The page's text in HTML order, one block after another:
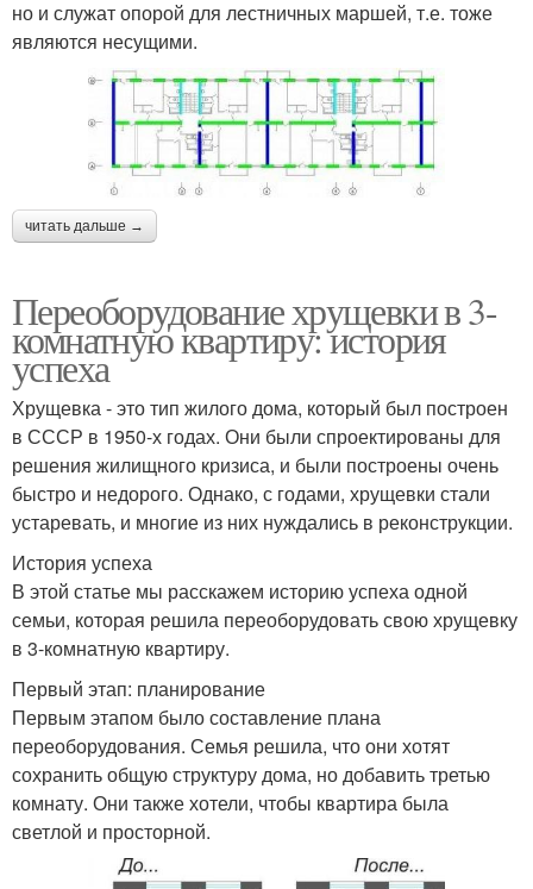
но и служат опорой для лестничных маршей, т.е. тоже
являются несущими.
читать дальше →
Переоборудование хрущевки в 3-
комнатную квартиру: история
успеха
Хрущевка - это тип жилого дома, который был построен
в СССР в 1950-х годах. Они были спроектированы для
решения жилищного кризиса, и были построены очень
быстро и недорого. Однако, с годами, хрущевки стали
устаревать, и многие из них нуждались в реконструкции.
История успеха
В этой статье мы расскажем историю успеха одной
семьи, которая решила переоборудовать свою хрущевку
в 3-комнатную квартиру.
Первый этап: планирование
Первым этапом было составление плана
переоборудования. Семья решила, что они хотят
сохранить общую структуру дома, но добавить третью
комнату. Они также хотели, чтобы квартира была
светлой и просторной.